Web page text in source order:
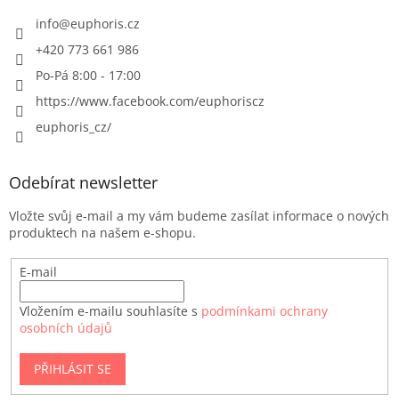
info@euphoris.cz
+420 773 661 986
Po-Pá 8:00 - 17:00
https://www.facebook.com/euphoriscz
euphoris_cz/
Odebírat newsletter
Vložte svůj e-mail a my vám budeme zasílat informace o nových
produktech na našem e-shopu.
E-mail
Vložením e-mailu souhlasíte s podmínkami ochrany
osobních údajů
PŘIHLÁSIT SE